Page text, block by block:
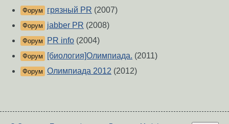
Форум грязный PR (2007)
Форум jabber PR (2008)
Форум PR info (2004)
Форум [биология]Олимпиада. (2011)
Форум Олимпиада 2012 (2012)